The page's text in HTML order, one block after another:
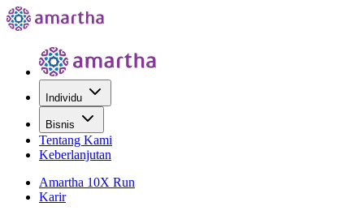
Individu
Bisnis
Tentang Kami
Keberlanjutan
Amartha 10X Run
Karir